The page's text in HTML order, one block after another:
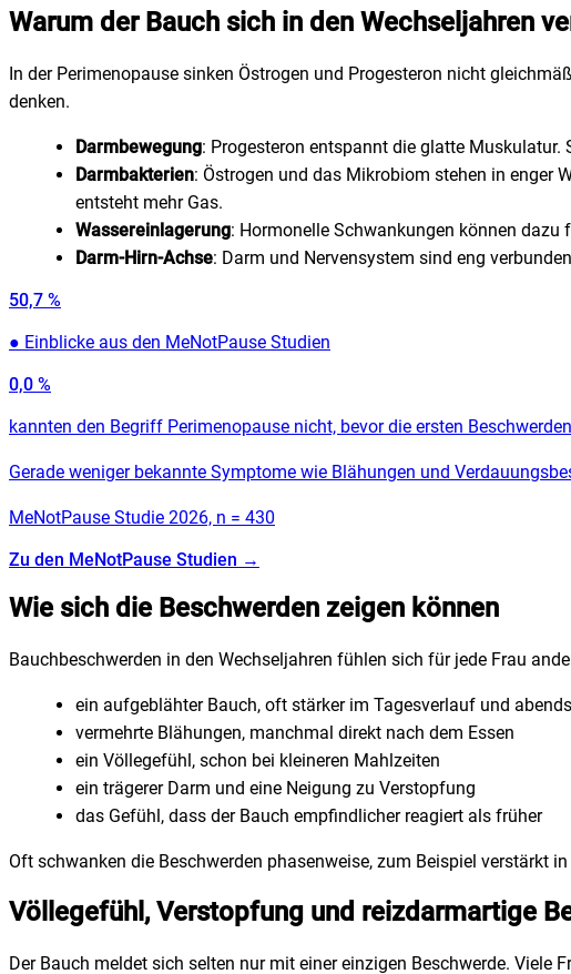
Warum der Bauch sich in den Wechseljahren
In der Perimenopause sinken Östrogen und Progesteron nicht
denken.
Darmbewegung: Progesteron entspannt die glatte
Darmbakterien: Östrogen und das Mikrobiom stehen in enger
entsteht mehr Gas.
Wassereinlagerung: Hormonelle Schwankungen können dazu
Darm-Hirn-Achse: Darm und Nervensystem sind eng
50,7 %
● Einblicke aus den MeNotPause Studien
0,0 %
kannten den Begriff Perimenopause nicht, bevor die ersten
Gerade weniger bekannte Symptome wie Blähungen und
MeNotPause Studie 2026, n = 430
Zu den MeNotPause Studien →
Wie sich die Beschwerden zeigen können
Bauchbeschwerden in den Wechseljahren fühlen sich für jede Frau
ein aufgeblähter Bauch, oft stärker im Tagesverlauf und abends
vermehrte Blähungen, manchmal direkt nach dem Essen
ein Völlegefühl, schon bei kleineren Mahlzeiten
ein trägerer Darm und eine Neigung zu Verstopfung
das Gefühl, dass der Bauch empfindlicher reagiert als früher
Oft schwanken die Beschwerden phasenweise, zum Beispiel verstärkt
Völlegefühl, Verstopfung und reizdarmartige
Der Bauch meldet sich selten nur mit einer einzigen Beschwerde. Viele